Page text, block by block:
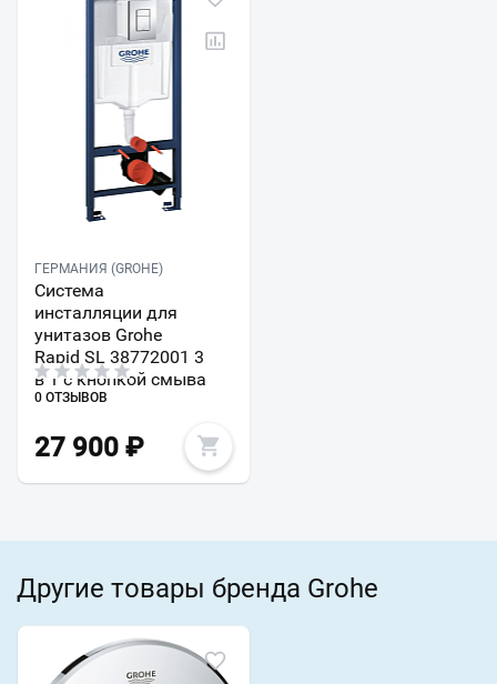
ГЕРМАНИЯ (GROHE)
Система
инсталляции для
унитазов Grohe
Rapid SL 38772001 3
в 1 с кнопкой смыва
0 ОТЗЫВОВ
27 900 ₽
Другие товары бренда Grohe